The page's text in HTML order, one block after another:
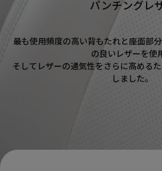
パンチングレ
最も使用頻度の高い背もたれと座面部
の良いレザーを使
そしてレザーの通気性をさらに高める
しました。